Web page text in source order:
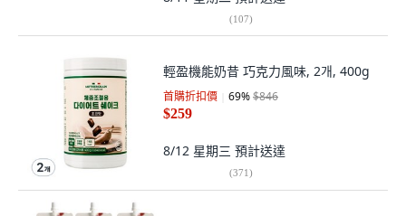
(107)
輕盈機能奶昔 巧克力風味, 2개, 400g
首購折扣價 69%$846
$259
8/12 星期三 預計送達
(371)